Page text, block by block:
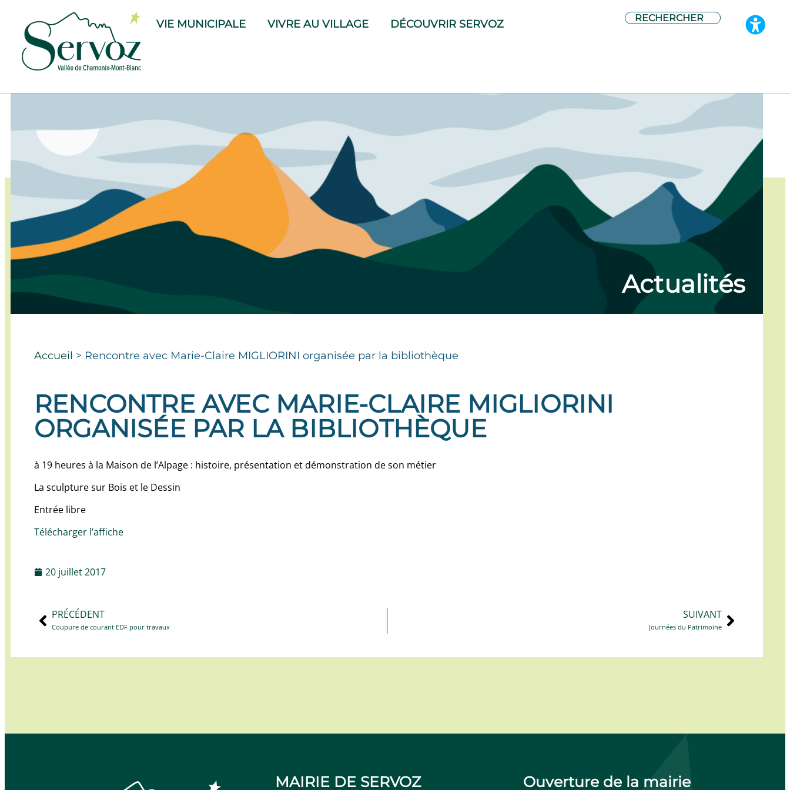
VIE MUNICIPALE VIVRE AU VILLAGE DÉCOUVRIR SERVOZ
Actualités
Accueil > Rencontre avec Marie-Claire MIGLIORINI organisée par la bibliothèque
RENCONTRE AVEC MARIE-CLAIRE MIGLIORINI
ORGANISÉE PAR LA BIBLIOTHÈQUE
à 19 heures à la Maison de l’Alpage : histoire, présentation et démonstration de son métier
La sculpture sur Bois et le Dessin
Entrée libre
Télécharger l’affiche
20 juillet 2017
PRÉCÉDENT
Coupure de courant EDF pour travaux
SUIVANT
Journées du Patrimoine
MAIRIE DE SERVOZ Ouverture de la mairie